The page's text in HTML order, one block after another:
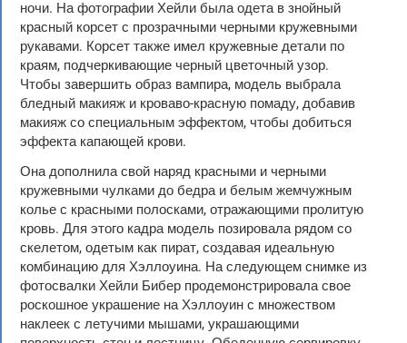
ночи. На фотографии Хейли была одета в знойный
красный корсет с прозрачными черными кружевными
рукавами. Корсет также имел кружевные детали по
краям, подчеркивающие черный цветочный узор.
Чтобы завершить образ вампира, модель выбрала
бледный макияж и кроваво-красную помаду, добавив
макияж со специальным эффектом, чтобы добиться
эффекта капающей крови.
Она дополнила свой наряд красными и черными
кружевными чулками до бедра и белым жемчужным
колье с красными полосками, отражающими пролитую
кровь. Для этого кадра модель позировала рядом со
скелетом, одетым как пират, создавая идеальную
комбинацию для Хэллоуина. На следующем снимке из
фотосвалки Хейли Бибер продемонстрировала свое
роскошное украшение на Хэллоуин с множеством
наклеек с летучими мышами, украшающими